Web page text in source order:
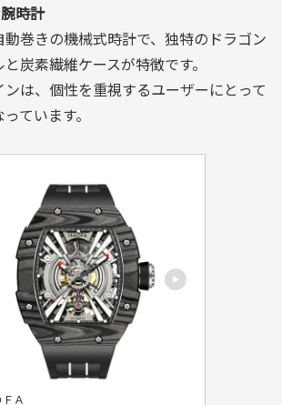
時計
動巻きの機械式時計で、独特のドラゴン
炭素繊維ケースが特徴です。
は、個性を重視するユーザーにとって
ています。
Ａ